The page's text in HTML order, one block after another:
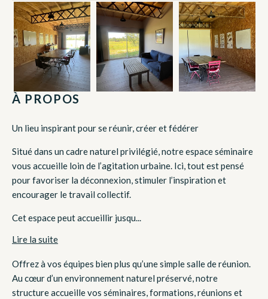
À PROPOS
Un lieu inspirant pour se réunir, créer et fédérer
Situé dans un cadre naturel privilégié, notre espace séminaire
vous accueille loin de l’agitation urbaine. Ici, tout est pensé
pour favoriser la déconnexion, stimuler l’inspiration et
encourager le travail collectif.
Cet espace peut accueillir jusqu...
Lire la suite
Offrez à vos équipes bien plus qu’une simple salle de réunion.
Au cœur d’un environnement naturel préservé, notre
structure accueille vos séminaires, formations, réunions et